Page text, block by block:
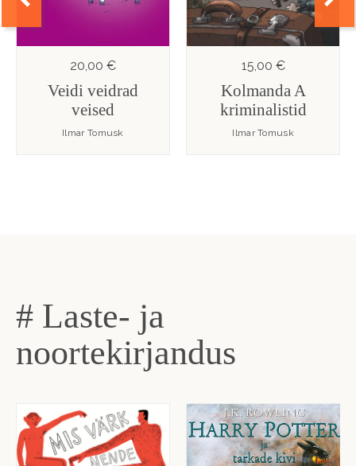
20,00 €
Veidi veidrad
veised
Ilmar Tomusk
15,00 €
Kolmanda A
kriminalistid
Ilmar Tomusk
# Laste- ja
noortekirjandus